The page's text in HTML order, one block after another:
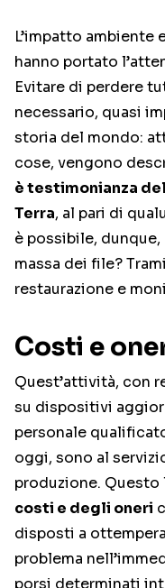
L’impatto
hanno portato
Evitare di perdere
necessario, quasi
storia del mondo:
cose, vengono
è testimonianza
Terra, al pari di
è possibile,
massa dei file?
restaurazione e
Costi e
Quest’attività, con
su dispositivi
personale
oggi, sono al
produzione. Questo
costi e degli oneri
disposti a
problema
porsi determinati